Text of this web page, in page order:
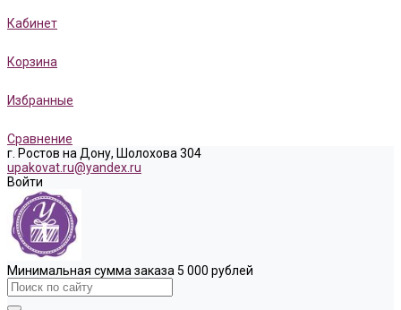
Кабинет
Корзина
Избранные
Сравнение
г. Ростов на Дону, Шолохова 304
upakovat.ru@yandex.ru
Войти
Минимальная сумма заказа 5 000 рублей